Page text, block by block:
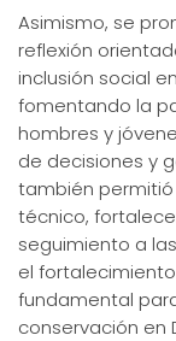
Asimismo, se
reflexión
inclusión social
fomentando la
hombres y
de decisiones y
también
técnico,
seguimiento a
el
fundamental
conservación en